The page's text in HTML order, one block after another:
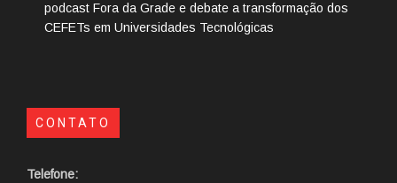
podcast Fora da Grade e debate a transformação dos
CEFETs em Universidades Tecnológicas
CONTATO
Telefone: